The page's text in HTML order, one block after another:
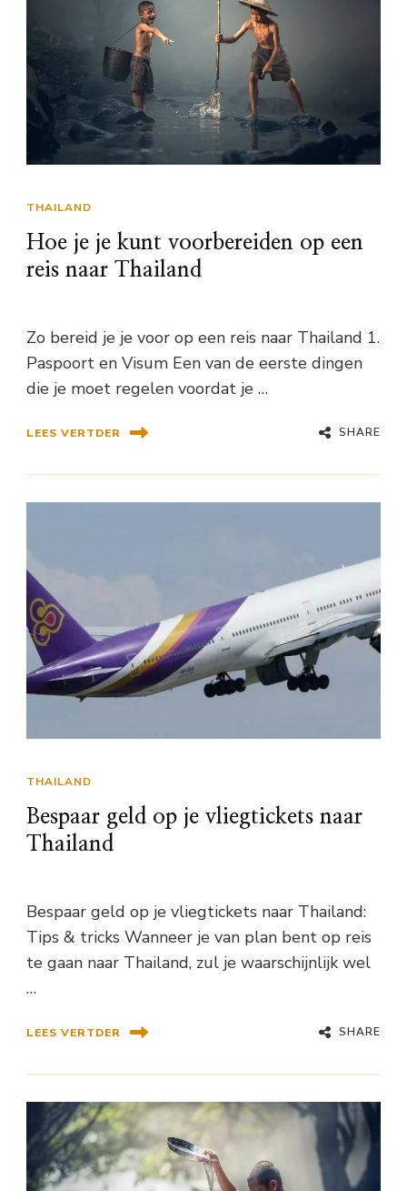
THAILAND
Hoe je je kunt voorbereiden op een
reis naar Thailand
Zo bereid je je voor op een reis naar Thailand 1.
Paspoort en Visum Een van de eerste dingen
die je moet regelen voordat je …
LEES VERTDER SHARE
THAILAND
Bespaar geld op je vliegtickets naar
Thailand
Bespaar geld op je vliegtickets naar Thailand:
Tips & tricks Wanneer je van plan bent op reis
te gaan naar Thailand, zul je waarschijnlijk wel
…
LEES VERTDER SHARE